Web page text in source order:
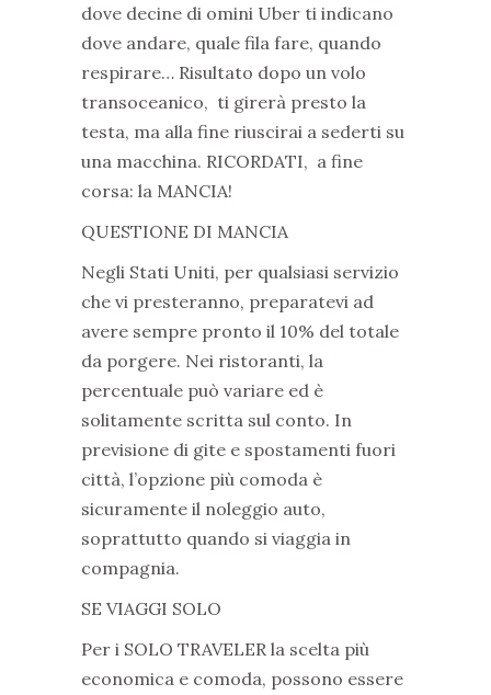
dove decine di omini Uber ti indicano
dove andare, quale fila fare, quando
respirare… Risultato dopo un volo
transoceanico, ti girerà presto la
testa, ma alla fine riuscirai a sederti su
una macchina. RICORDATI, a fine
corsa: la MANCIA!
QUESTIONE DI MANCIA
Negli Stati Uniti, per qualsiasi servizio
che vi presteranno, preparatevi ad
avere sempre pronto il 10% del totale
da porgere. Nei ristoranti, la
percentuale può variare ed è
solitamente scritta sul conto. In
previsione di gite e spostamenti fuori
città, l’opzione più comoda è
sicuramente il noleggio auto,
soprattutto quando si viaggia in
compagnia.
SE VIAGGI SOLO
Per i SOLO TRAVELER la scelta più
economica e comoda, possono essere